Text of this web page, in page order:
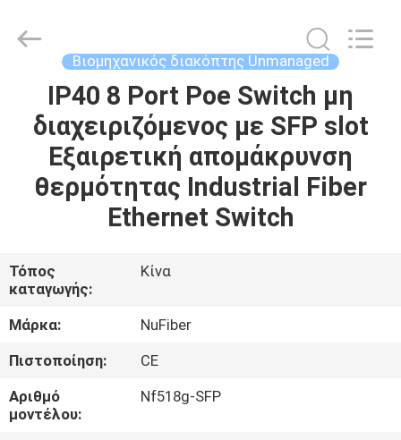
ΣΠΊΤΙ
ΠΡΟΪΌΝΤΑ
ΠΕΡΊΠΟΥ
ΓΎΡΟΣ
ΕΡΓΟΣΤΑΣΊΩΝ
ΠΟΙΟΤΙΚΌΣ
ΈΛΕΓΧΟΣ
Co.,Ltd.
Βιομηχανικός διακόπτης Unmanaged
IP40 8 Port Poe Switch μη
διαχειριζόμενος με SFP slot
Εξαιρετική απομάκρυνση
θερμότητας Industrial Fiber
Ethernet Switch
Τόπος
καταγωγής:
Κίνα
Μάρκα:
NuFiber
Πιστοποίηση:
CE
Αριθμό
μοντέλου:
Nf518g-SFP